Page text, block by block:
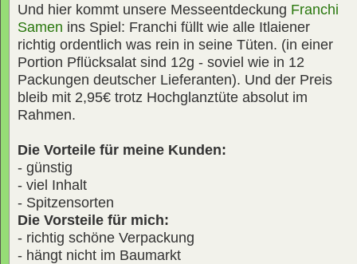
Und hier kommt unsere Messeentdeckung Franchi
Samen ins Spiel: Franchi füllt wie alle Itlaiener
richtig ordentlich was rein in seine Tüten. (in einer
Portion Pflücksalat sind 12g - soviel wie in 12
Packungen deutscher Lieferanten). Und der Preis
bleib mit 2,95€ trotz Hochglanztüte absolut im
Rahmen.
Die Vorteile für meine Kunden:
- günstig
- viel Inhalt
- Spitzensorten
Die Vorsteile für mich:
- richtig schöne Verpackung
- hängt nicht im Baumarkt